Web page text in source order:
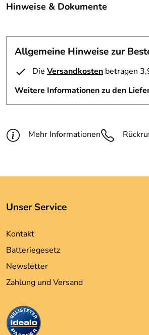
Kategorie:
Sportrack, Smartrack
Marke:
Hepco & Becker
Typ:
Befestigung an Sport-
Hinweise & Dokumente
Klicken Sie hier für weitere
Allgemeine Hinweise zur
Die Versandkosten betragen
Weitere Informationen zu den
Mehr Informationen
Unser Service
Kontakt
Batteriegesetz
Newsletter
Zahlung und Versand